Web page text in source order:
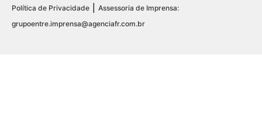
Política de Privacidade
Assessoria de Imprensa:
grupoentre.imprensa@agenciafr.com.br